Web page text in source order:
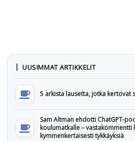
UUSIMMAT ARTIKKELIT
5 arkista lausetta, jotka kertovat
Sam Altman ehdotti ChatGPT-
koulumatkalle – vastakommentti
kymmenkertaisesti tykkäyksiä